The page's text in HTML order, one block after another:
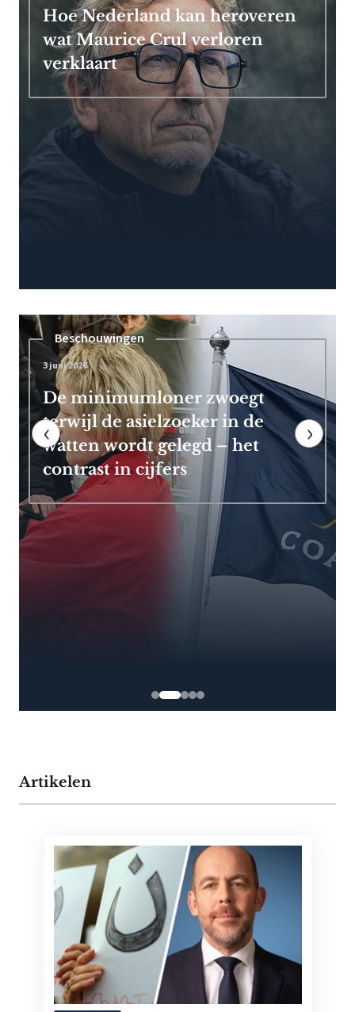
Hoe Nederland kan heroveren
wat Maurice Crul verloren
verklaart
Pensioen
7 mei 2026
Frans Timmermans kan vroeg
met pensioen dankzij royale
EU-uitkering
‹ ›
Artikelen